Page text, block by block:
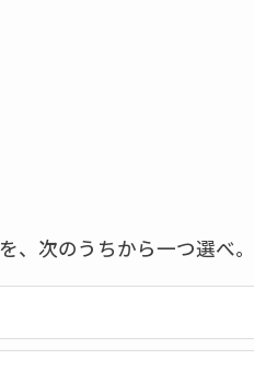
、次のうちから一つ選べ。